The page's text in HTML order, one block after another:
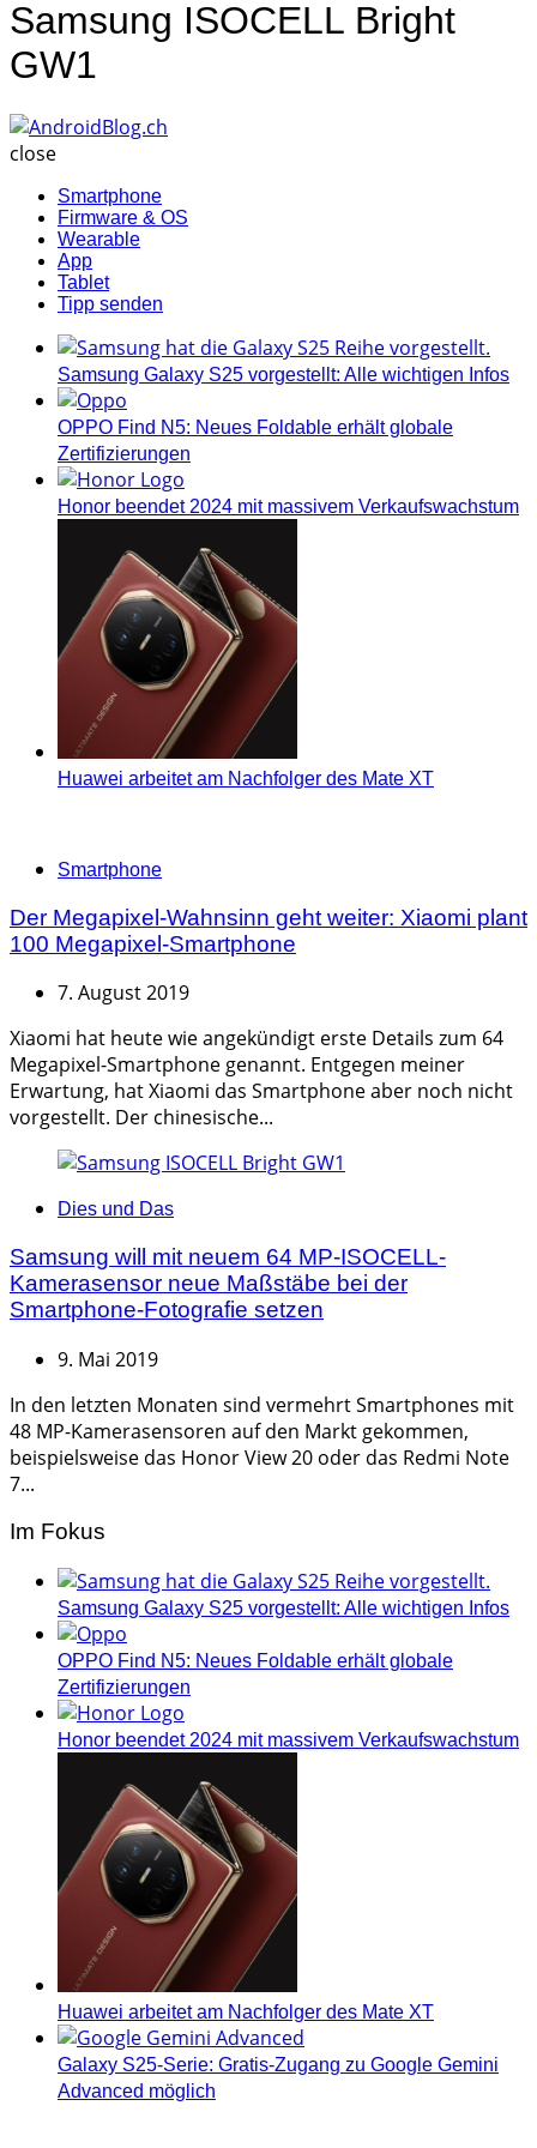
Samsung ISOCELL Bright
GW1
close
Smartphone
Firmware & OS
Wearable
App
Tablet
Tipp senden
Samsung Galaxy S25 vorgestellt: Alle wichtigen Infos
OPPO Find N5: Neues Foldable erhält globale
Zertifizierungen
Honor beendet 2024 mit massivem Verkaufswachstum
Huawei arbeitet am Nachfolger des Mate XT
Categories
Smartphone
Der Megapixel-Wahnsinn geht weiter: Xiaomi plant
100 Megapixel-Smartphone
7. August 2019
Xiaomi hat heute wie angekündigt erste Details zum 64
Megapixel-Smartphone genannt. Entgegen meiner
Erwartung, hat Xiaomi das Smartphone aber noch nicht
vorgestellt. Der chinesische...
Categories
Dies und Das
Samsung will mit neuem 64 MP-ISOCELL-
Kamerasensor neue Maßstäbe bei der
Smartphone-Fotografie setzen
9. Mai 2019
In den letzten Monaten sind vermehrt Smartphones mit
48 MP-Kamerasensoren auf den Markt gekommen,
beispielsweise das Honor View 20 oder das Redmi Note
7...
Im Fokus
Samsung Galaxy S25 vorgestellt: Alle wichtigen Infos
OPPO Find N5: Neues Foldable erhält globale
Zertifizierungen
Honor beendet 2024 mit massivem Verkaufswachstum
Huawei arbeitet am Nachfolger des Mate XT
Galaxy S25-Serie: Gratis-Zugang zu Google Gemini
Advanced möglich